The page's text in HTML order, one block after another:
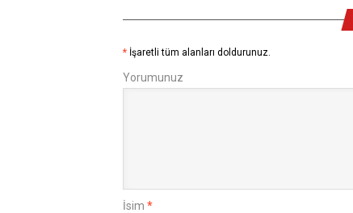
* İşaretli tüm alanları doldurunuz.
Yorumunuz
İsim *